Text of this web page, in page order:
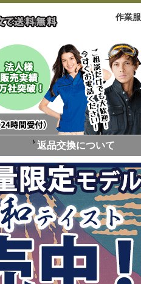
作業服
返品交換について